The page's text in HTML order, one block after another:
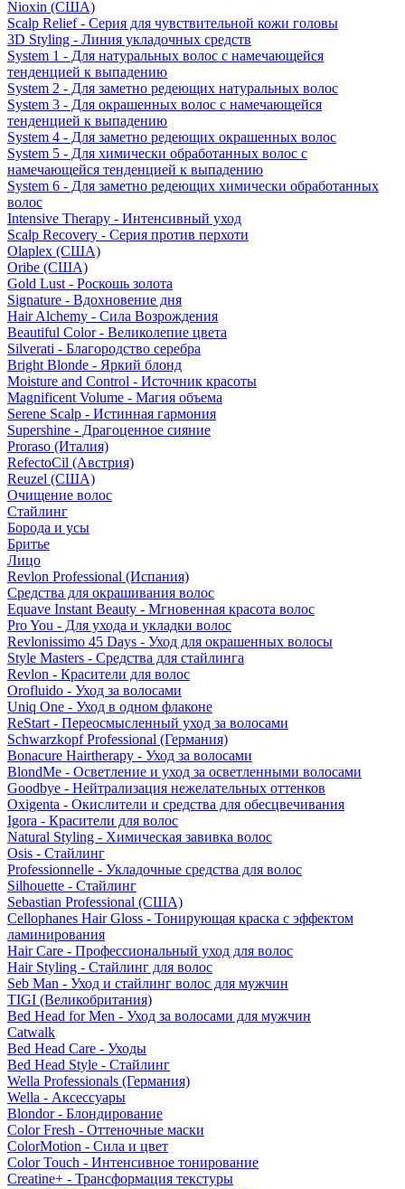
Nioxin (США)
Scalp Relief - Серия для чувствительной кожи головы
3D Styling - Линия укладочных средств
System 1 - Для натуральных волос с намечающейся
тенденцией к выпадению
System 2 - Для заметно редеющих натуральных волос
System 3 - Для окрашенных волос с намечающейся
тенденцией к выпадению
System 4 - Для заметно редеющих окрашенных волос
System 5 - Для химически обработанных волос с
намечающейся тенденцией к выпадению
System 6 - Для заметно редеющих химически обработанных
волос
Intensive Therapy - Интенсивный уход
Scalp Recovery - Серия против перхоти
Olaplex (США)
Oribe (США)
Gold Lust - Роскошь золота
Signature - Вдохновение дня
Hair Alchemy - Сила Возрождения
Beautiful Color - Великолепие цвета
Silverati - Благородство серебра
Bright Blonde - Яркий блонд
Moisture and Control - Источник красоты
Magnificent Volume - Магия объема
Serene Scalp - Истинная гармония
Supershine - Драгоценное сияние
Proraso (Италия)
RefectoCil (Австрия)
Reuzel (США)
Очищение волос
Стайлинг
Борода и усы
Бритье
Лицо
Revlon Professional (Испания)
Средства для окрашивания волос
Equave Instant Beauty - Мгновенная красота волос
Pro You - Для ухода и укладки волос
Revlonissimo 45 Days - Уход для окрашенных волосы
Style Masters - Средства для стайлинга
Revlon - Красители для волос
Orofluido - Уход за волосами
Uniq One - Уход в одном флаконе
ReStart - Переосмысленный уход за волосами
Schwarzkopf Professional (Германия)
Bonacure Hairtherapy - Уход за волосами
BlondMe - Осветление и уход за осветленными волосами
Goodbye - Нейтрализация нежелательных оттенков
Oxigenta - Окислители и средства для обесцвечивания
Igora - Красители для волос
Natural Styling - Химическая завивка волос
Osis - Стайлинг
Professionnelle - Укладочные средства для волос
Silhouette - Стайлинг
Sebastian Professional (США)
Cellophanes Hair Gloss - Тонирующая краска с эффектом
ламинирования
Hair Care - Профессиональный уход для волос
Hair Styling - Стайлинг для волос
Seb Man - Уход и стайлинг волос для мужчин
TIGI (Великобритания)
Bed Head for Men - Уход за волосами для мужчин
Catwalk
Bed Head Care - Уходы
Bed Head Style - Стайлинг
Wella Professionals (Германия)
Wella - Аксессуары
Blondor - Блондирование
Color Fresh - Оттеночные маски
ColorMotion - Сила и цвет
Color Touch - Интенсивное тонирование
Creatine+ - Трансформация текстуры